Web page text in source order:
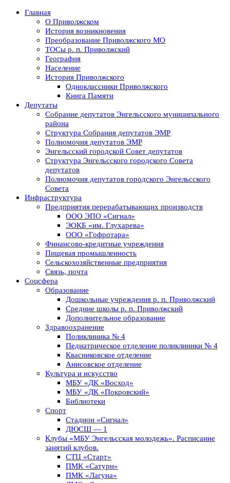
Главная
О Приволжском
История возникновения
Преобразование Приволжского МО
ТОСы р. п. Приволжский
География
Население
История Приволжского
Одноклассники Приволжского
Книга Памяти
Депутаты
Собрание депутатов Энгельсского муниципального
района
Структура Собрания депутатов ЭМР
Полномочия депутатов ЭМР
Энгельсский городской Совет депутатов
Структура Энгельсского городского Совета
депутатов
Полномочия депутатов городского Энгельсского
Совета
Инфраструктура
Предприятия перерабатывающих производств
ООО ЭПО «Сигнал»
ЭОКБ «им. Глухарева»
ООО «Гофротара»
Финансово-кредитные учреждения
Пищевая промышленность
Сельскохозяйственные предприятия
Связь, почта
Соцсфера
Образование
Дошкольные учреждения р. п. Приволжский
Средние школы р. п. Приволжский
Дополнительное образование
Здравоохранение
Поликлиника № 4
Педиатрическое отделение поликлиники № 4
Квасниковское отделение
Анисовское отделение
Культура и искусство
МБУ «ДК «Восход»
МБУ «ДК «Покровский»
Библиотеки
Спорт
Стадион «Сигнал»
ДЮСШ — 1
Клубы «МБУ Энгельсская молодежь». Расписание
занятий клубов.
СТЦ «Старт»
ПМК «Сатурн»
ПМК «Лагуна»